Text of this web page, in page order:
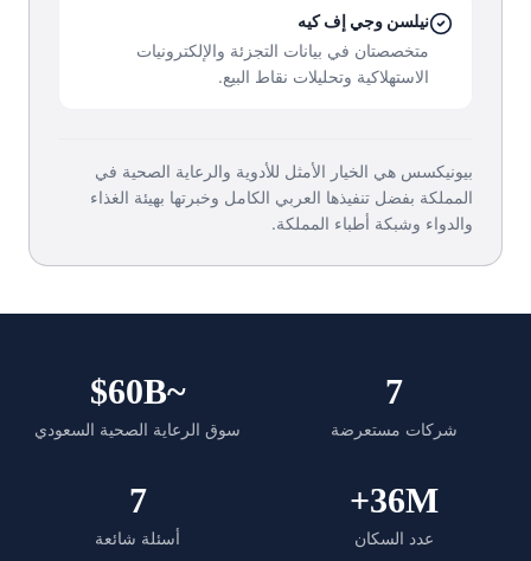
نيلسن وجي إف كيه
متخصصتان في بيانات التجزئة والإلكترونيات
الاستهلاكية وتحليلات نقاط البيع.
بيونيكسس هي الخيار الأمثل للأدوية والرعاية الصحية في
المملكة بفضل تنفيذها العربي الكامل وخبرتها بهيئة الغذاء
والدواء وشبكة أطباء المملكة.
7
شركات مستعرضة
~$60B
سوق الرعاية الصحية السعودي
36M+
عدد السكان
7
أسئلة شائعة